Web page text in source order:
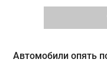
Автомобили опять